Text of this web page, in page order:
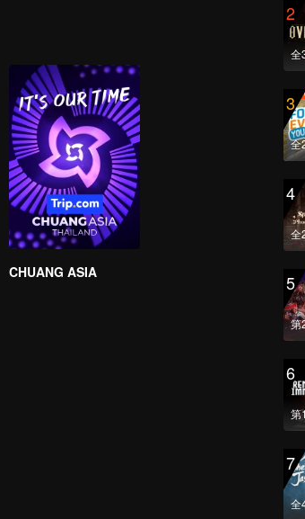
CHUANG ASIA
2
全
3
全
4
全
5
第
6
第
7
全